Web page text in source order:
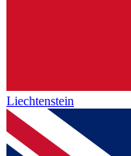
Liechtenstein